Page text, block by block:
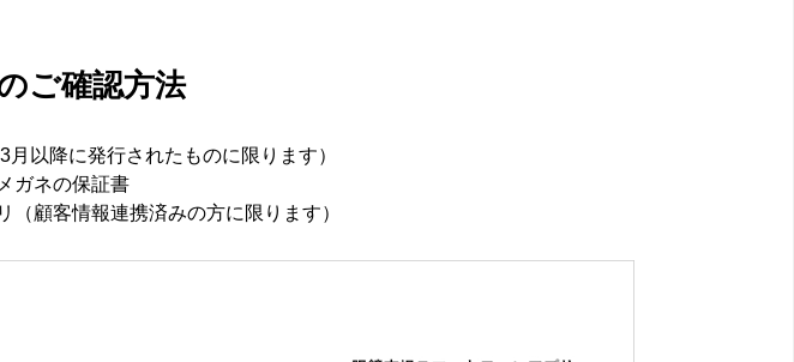
ご確認方法
月以降に発行されたものに限ります）
ガネの保証書
（顧客情報連携済みの方に限ります）